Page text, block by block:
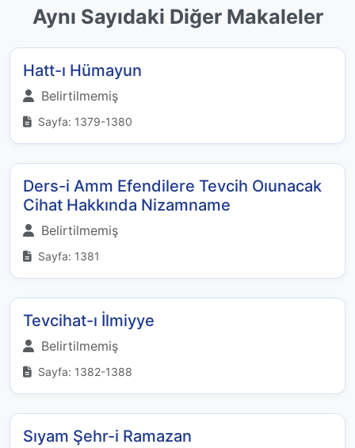
Aynı Sayıdaki Diğer Makaleler
Hatt-ı Hümayun
Belirtilmemiş
Sayfa: 1379-1380
Ders-i Amm Efendilere Tevcih Oıunacak
Cihat Hakkında Nizamname
Belirtilmemiş
Sayfa: 1381
Tevcihat-ı İlmiyye
Belirtilmemiş
Sayfa: 1382-1388
Sıyam Şehr-i Ramazan